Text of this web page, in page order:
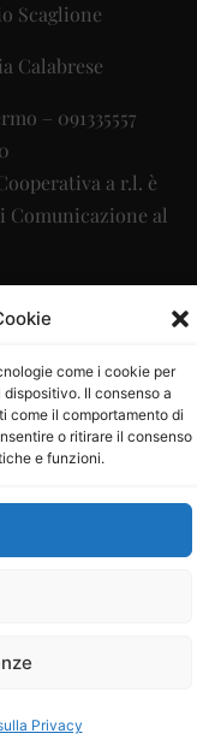
come i cookie per
Il consenso a
come il comportamento di
o ritirare il consenso
e funzioni.
Privacy
Scaglione
Calabrese
– 091335557
a r.l. è
Comunicazione al